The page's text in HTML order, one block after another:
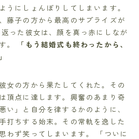
うにしょんぼりしてしまいます。
藤子の方から最高のサプライズが
った彼女は、顔を真っ赤にしなが
。
「もう結婚式も終わったから、
女の方から果たしてくれた。その
頂点に達します。興奮のあまり奇
い」と自分を律するかのように、
打ちする始末。その常軌を逸した
わず笑ってしまいます。 「ついに